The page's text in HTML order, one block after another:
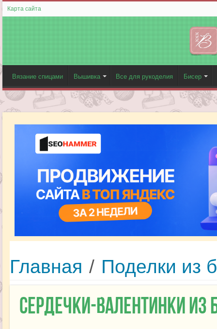
Карта сайта
Вязание спицами Вышивка Все для рукоделия Бисер
Главная / Поделки из
Сердечки-валентинки из